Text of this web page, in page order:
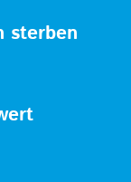
sterben